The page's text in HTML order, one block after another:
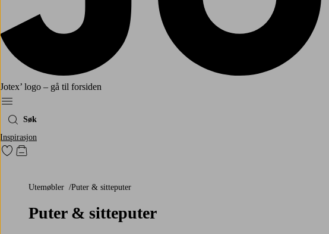
Jotex’ logo – gå til forsiden
Meny
Søk
Inspirasjon
Gå til favorittmerkede produkter
Gå til handlekurven
Utemøbler Puter & sitteputer
Puter & sitteputer